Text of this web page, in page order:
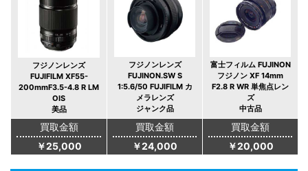
フジノンレンズ
FUJIFILM XF55-
200mmF3.5-4.8 R LM
OIS
美品
フジノンレンズ
FUJINON.SW S
1:5.6/50 FUJIFILM カ
メラレンズ
ジャンク品
富士フィルム FUJINON
フジノン XF 14mm
F2.8 R WR 単焦点レン
ズ
中古品
買取金額
￥25,000
買取金額
￥24,000
買取金額
￥20,000